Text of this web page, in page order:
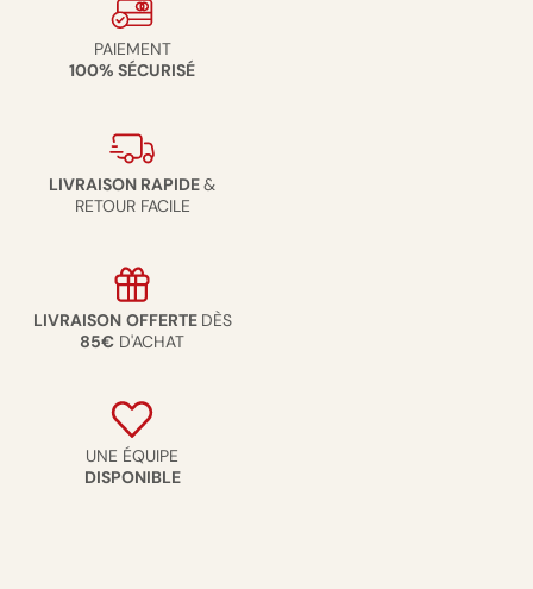
PAIEMENT
100% SÉCURISÉ
LIVRAISON RAPIDE&
RETOUR FACILE
LIVRAISON OFFERTE DÈS
85€ D'ACHAT
UNE ÉQUIPE
DISPONIBLE